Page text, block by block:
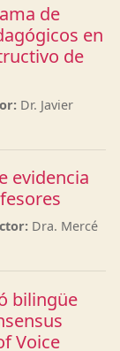
de
en
de
Dr. Javier
evidencia
Dra. Mercé
bilingüe
Voice